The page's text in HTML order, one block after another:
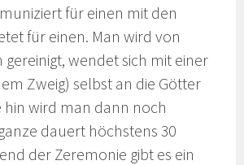
für einen mit den
für einen. Man wird von
gereinigt, wendet sich mit einer
Zweig) selbst an die Götter
hin wird man dann noch
dauert höchstens 30
der Zeremonie gibt es ein